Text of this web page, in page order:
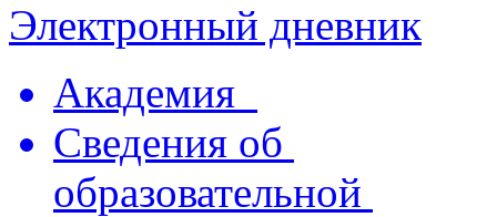
Электронный дневник
Академия
Сведения об
образовательной